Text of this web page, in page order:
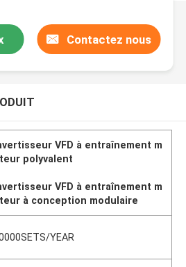
Contactez nous
VFD à entraînement m
polyvalent
VFD à entraînement m
à conception modulaire
YEAR